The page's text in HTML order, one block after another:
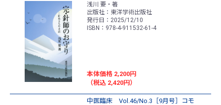
浅川 要・著
出版社：東洋学術出版社
発行日：2025/12/10
ISBN：978-4-911532-61-4
本体価格 2,200円
（税込 2,420円）
中医臨床 Vol.46/No.3［9月号］コモ